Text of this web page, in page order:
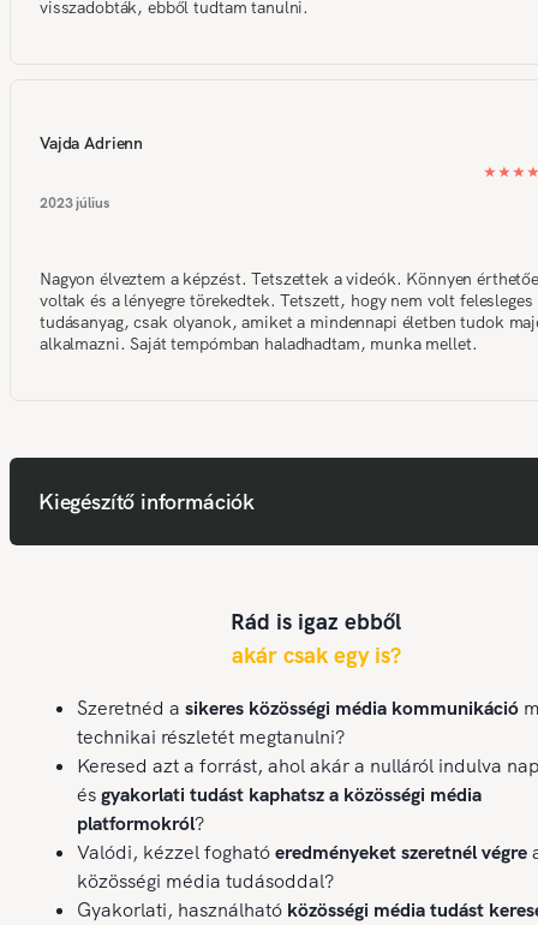
visszadobták, ebből tudtam tanulni.
Vajda Adrienn
2023 július
Nagyon élveztem a képzést. Tetszettek a videók. Könnyen
voltak és a lényegre törekedtek. Tetszett, hogy nem volt felesleges
tudásanyag, csak olyanok, amiket a mindennapi életben tudok
alkalmazni. Saját tempómban haladhadtam, munka mellet.
Kiegészítő információk
Rád is igaz ebből
akár csak egy is?
Szeretnéd a sikeres közösségi média kommunikáció
technikai részletét megtanulni?
Keresed azt a forrást, ahol akár a nulláról indulva
ésgyakorlati tudást kaphatsz a közösségi média
platformokról?
Valódi, kézzel foghatóeredményeket szeretnél végre
közösségi média tudásoddal?
Gyakorlati, használható közösségi média tudást